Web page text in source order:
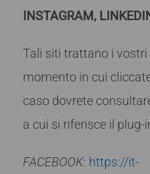
INSTAGRAM,
Tali siti trattano i vostri
momento in cui
caso dovrete
a cui si riferisce il plug-
FACEBOOK: https://it-